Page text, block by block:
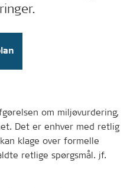
om miljøvurdering,
Det er enhver med retlig
klage over formelle
retlige spørgsmål. jf.